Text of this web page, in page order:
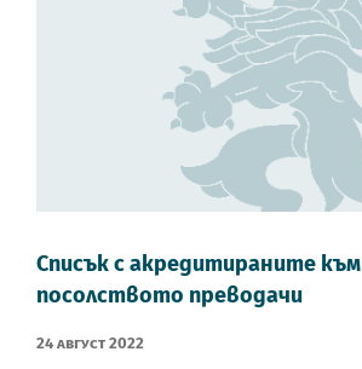
Списък с акредитираните към
посолството преводачи
24 Август 2022